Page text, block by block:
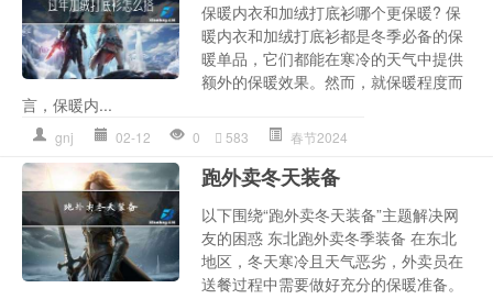
保暖内衣和加绒打底衫哪个更保暖? 保
暖内衣和加绒打底衫都是冬季必备的保
暖单品，它们都能在寒冷的天气中提供
额外的保暖效果。然而，就保暖程度而
言，保暖内...
gnj 02-12 0 583 春节2024
跑外卖冬天装备
以下围绕“跑外卖冬天装备”主题解决网
友的困惑 东北跑外卖冬季装备 在东北
地区，冬天寒冷且天气恶劣，外卖员在
送餐过程中需要做好充分的保暖准备。